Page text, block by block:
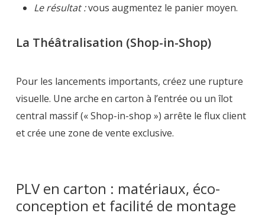
Le résultat :vous augmentez le panier moyen.
La Théâtralisation (Shop-in-Shop)
Pour les lancements importants, créez une rupture
visuelle. Une arche en carton à l’entrée ou un îlot
central massif (« Shop-in-shop ») arrête le flux client
et crée une zone de vente exclusive.
PLV en carton : matériaux, éco-
conception et facilité de montage